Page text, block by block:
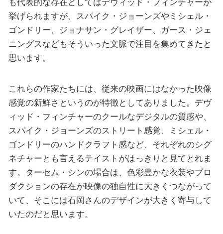
も代表的な存在としてはデヴィッド・フィンチャーが
挙げられますが、スパイク・ジョーンズやミシェル・
ゴンドリー、ジョナサン・グレイザー、ガース・ジェ
ニングスなどもそういった文脈で注目を集めてきたと
思います。
これらの作家たちには、従来の映画にはなかった映像
感覚の新鮮さというのが特徴としてありました。デヴ
ィッド・フィンチャーのクールなデジタルの質感や、
スパイク・ジョーンズのストリート感覚、ミシェル・
ゴンドリーのハンドクラフト感など、それぞれのシグ
ネチャーとも言えるテイストがはっきりと見てとれま
す。ターセム・シンの場合は、色彩豊かな衣装やプロ
ダクションの存在が映像の独自性に大きくつながって
いて、そこには石岡さんのデザインが大きく寄与して
いたのだと思います。